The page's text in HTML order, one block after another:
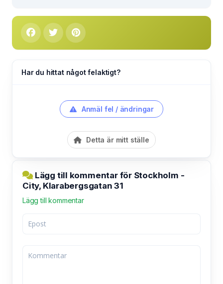
Har du hittat något felaktigt?
Anmäl fel / ändringar
Detta är mitt ställe
Lägg till kommentar för Stockholm -
City, Klarabergsgatan 31
Lägg till kommentar